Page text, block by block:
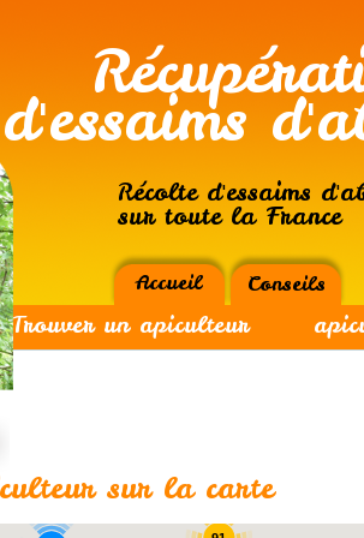
Trouver un apiculteur
Accueil
d'essaims
Conseils
Récolte d'essaims
sur toute la France
sur la carte